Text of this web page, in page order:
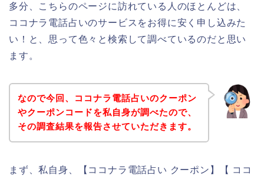
多分、こちらのページに訪れている人のほとんどは、
ココナラ電話占いのサービスをお得に安く申し込みた
い！と、思って色々と検索して調べているのだと思い
ます。
なので今回、ココナラ電話占いのクーポン
やクーポンコードを私自身が調べたので、
その調査結果を報告させていただきます。
まず、私自身、【ココナラ電話占い クーポン】【 ココ